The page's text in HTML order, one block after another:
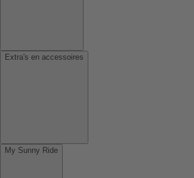
Extra's en accessoires
My Sunny Ride